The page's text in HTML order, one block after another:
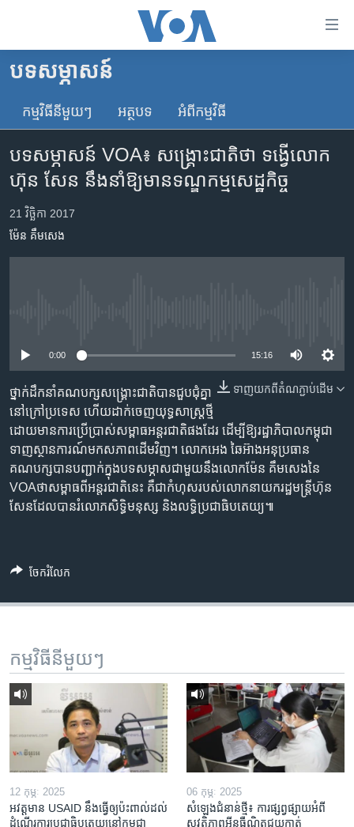
គេហទំព័រ​
និង​
ចូល​
ទំព័រ​
ព័ត៌មាន​​
ម្តង
រំលង​
សម្ព័ន្ធ​
រំលង​
និង​
ចូល​
ទៅ​
កាន់​
ទំព័រ​
ស្វែង​
កម្ពុជា
អន្តរជាតិ
ហេឡូវីអូអេ
កម្ពុជាច្នៃប្រតិដ្ឋ
បណ្តាញ​សង្គម
ភាសា
បទ​សម្ភាសន៍
កម្មវិធី​នីមួយៗ អត្ថបទ​ អំពី​កម្មវិធី​
បទសម្ភាសន៍ VOA៖ សង្គ្រោះ​ជាតិ​ថា ទង្វើ​លោក​
ហ៊ុន សែន នឹង​នាំ​ឱ្យ​មាន​ទណ្ឌកម្ម​សេដ្ឋកិច្ច
21 វិច្ឆិកា 2017
ម៉ែន គឹមសេង
0:00 15:16
ទាញ​យក​ពី​តំណភ្ជាប់​ដើម
ថ្នាក់ដឹកនាំ​គណបក្ស​សង្គ្រោះជាតិ​បាន​ជួបជុំគ្នា​
នៅ​ក្រៅ​ប្រទេស ហើយ​ដាក់​ចេញ​យុទ្ធសាស្រ្ត​ថ្មី​
ដោយ​មាន​ការប្រើ​ប្រាស់​សម្ពាធ​អន្តរជាតិ​ផងដែរ ដើម្បី​ឱ្យ​រដ្ឋាភិបាល​កម្ពុជា​
ទាញ​ស្ថានការណ៍​មក​សភាព​ដើម​វិញ។ លោក​អេង ឆៃអ៊ាង​អនុប្រធាន​
គណបក្ស​បាន​បញ្ជាក់​ក្នុង​បទសម្ភាស​ជាមួយ​នឹង​លោក​ម៉ែន គឹម​សេង​នៃ​
VOAថា​សម្ពាធ​ពី​អន្តរជាតិ​នេះ គឺ​ជា​កំហុស​របស់​លោក​នាយករដ្ឋ​មន្ត្រី​ហ៊ុន
សែន​ដែល​បាន​រំលោភ​សិទ្ធិ​មនុស្ស និង​លទ្ធិ​ប្រជាធិបតេយ្យ៕
ចែករំលែក
កម្មវិធី​នីមួយៗ
12 កុម្ភៈ 2025
អវត្តមាន USAID នឹងធ្វើឲ្យប៉ះពាល់ដល់
ដំណើរការប្រជាធិបតេយ្យនៅកម្ពុជា
06 កុម្ភៈ 2025
សំឡេងជំនាន់ថ្មី៖ ការផ្សព្វផ្សាយអំពី
សុវត្ថិភាពអ៊ីនធឺណិតជួយកាត់